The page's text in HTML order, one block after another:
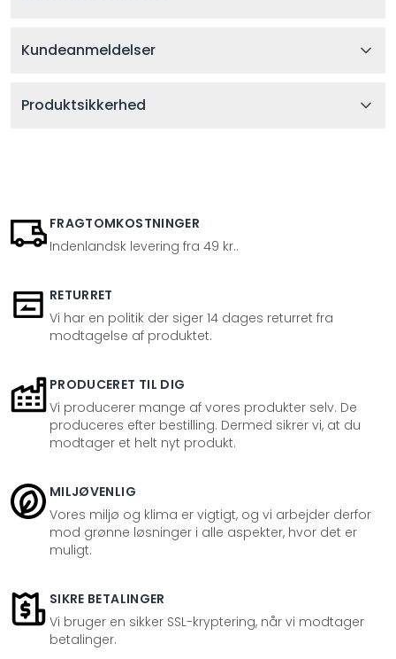
Kundeanmeldelser
Produktsikkerhed
FRAGTOMKOSTNINGER
Indenlandsk levering fra 49 kr..
RETURRET
Vi har en politik der siger 14 dages returret fra
modtagelse af produktet.
PRODUCERET TIL DIG
Vi producerer mange af vores produkter selv. De
produceres efter bestilling. Dermed sikrer vi, at du
modtager et helt nyt produkt.
MILJØVENLIG
Vores miljø og klima er vigtigt, og vi arbejder derfor
mod grønne løsninger i alle aspekter, hvor det er
muligt.
SIKRE BETALINGER
Vi bruger en sikker SSL-kryptering, når vi modtager
betalinger.